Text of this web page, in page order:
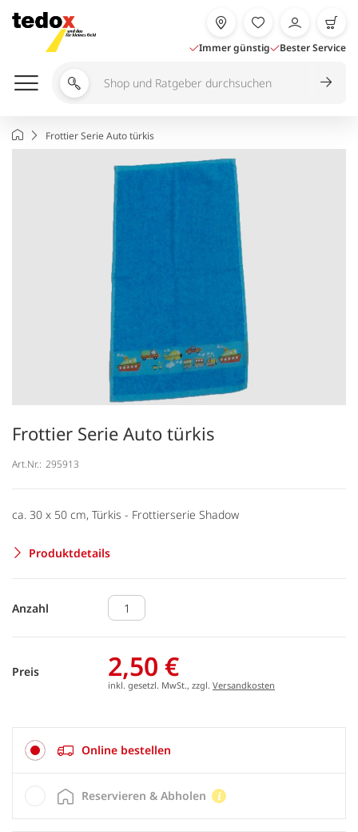
Inhalt
springen
Immer günstig Bester Service
Shop
durchsuchen
StartseiteFrottier Serie Auto türkis
Frottier Serie Auto türkis
Art.Nr.: 295913
ca. 30 x 50 cm, Türkis - Frottierserie Shadow
Produktdetails
Anzahl
Preis 2,50 €
inkl. gesetzl. MwSt., zzgl. Versandkosten
Online bestellen
Reservieren & Abholen